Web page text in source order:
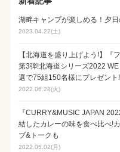
湖畔キャンプが楽しめる！夕日
2023.04.22(土)
【北海道を盛り上げよう!】『
第3弾!北海道シリーズ2022
選で75組150名様にプレゼント!
2022.06.28(火)
『CURRY&MUSIC JAPAN
結したカレーの味を食べ比べ!
ブ&トークも
2022.05.02(月)